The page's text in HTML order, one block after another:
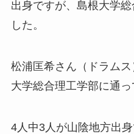
出身ですが、島根大学
した。
松浦匡希さん（ドラム
大学総合理工学部に通っ
4人中3人が山陰地方出